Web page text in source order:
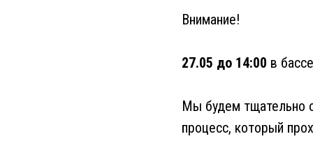
Внимание!
27.05 до 14:00 в
Мы будем тщательно
процесс, который